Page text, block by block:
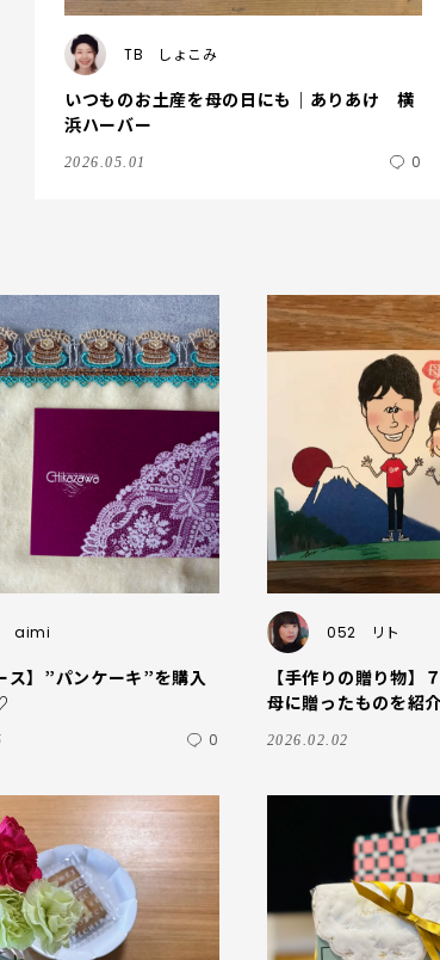
TB しょこみ
いつものお土産を母の日にも｜ありあけ 横
浜ハーバー
2026.05.01 0
aimi
ス】”パンケーキ”を購入
0
052 リト
【手作りの贈り物】
母に贈ったものを紹
2026.02.02